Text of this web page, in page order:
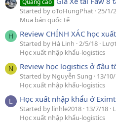
Started by oToHungPhat 25/1/
Mua bán quốc tế
H Review CHÍNH XÁC học
Started by Hà Linh 2/5/18
Học xuất nhập khẩu-logistics
N Review học logistics ở đâu
Started by Nguyễn Sung 13/
Học xuất nhập khẩu-logistics
L Học xuất nhập khẩu ở
Started by linhle2018 13/7/18
Học xuất nhập khẩu-logistics